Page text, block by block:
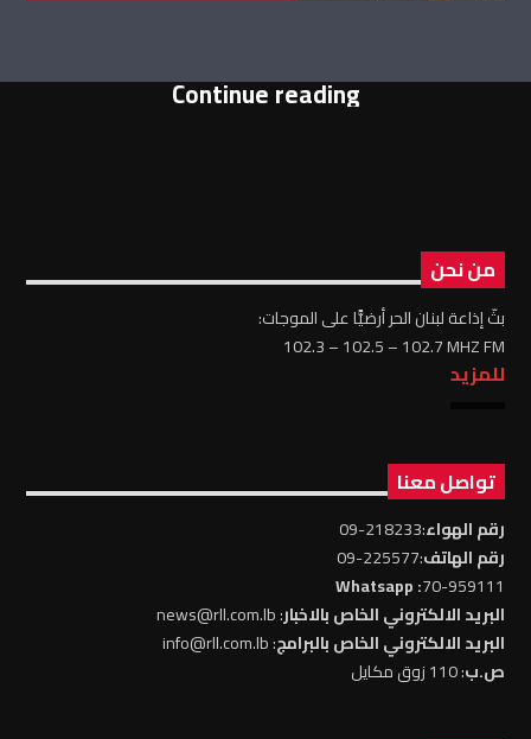
Continue reading
من نحن
بثّ إذاعة لبنان الحر أرضيًّا على الموجات:
102.3 – 102.5 – 102.7 MHZ FM
للمزيد
تواصل معنا
رقم الهواء:218233-09
رقم الهاتف:225577-09
70-959111
: Whatsapp
البريد الالكتروني الخاص بالاخبار: news@rll.com.lb
البريد الالكتروني الخاص بالبرامج: info@rll.com.lb
ص.ب: 110 زوق مكايل